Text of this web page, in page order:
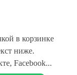
в корзинке
ниже.
Facebook...